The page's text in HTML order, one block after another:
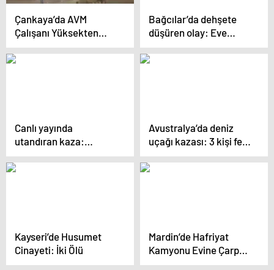
Çankaya’da AVM
Çalışanı Yüksekten
Düşerek Hayatını
Kaybetti
Bağcılar’da dehşete
düşüren olay: Eve
giren şüpheli 12
yaşındaki çocuğu taşla
Canlı yayında
utandıran kaza:
Sunucunun elbise
askısı açıldı ve göğsü
Avustralya’da deniz
uçağı kazası: 3 kişi feci
şekilde can verdi
Kayseri’de Husumet
Cinayeti: İki Ölü
Mardin’de Hafriyat
Kamyonu Evine Çarptı,
Şoför Yaralandı